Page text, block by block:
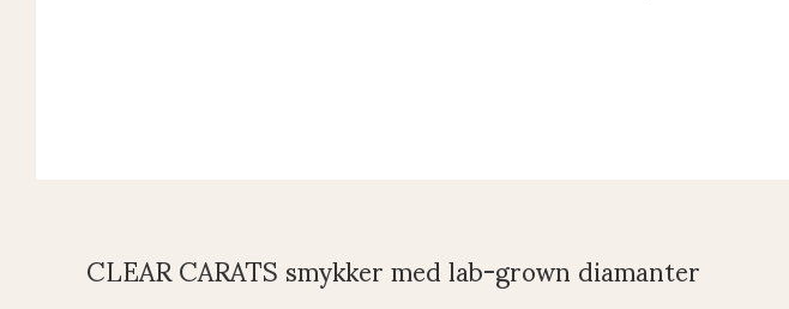
CLEAR CARATS smykker med lab-grown diamanter